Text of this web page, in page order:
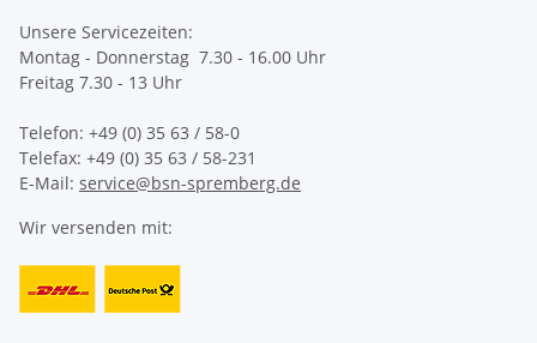
Unsere Servicezeiten:
Montag - Donnerstag 7.30 - 16.00 Uhr
Freitag 7.30 - 13 Uhr
Telefon: +49 (0) 35 63 / 58-0
Telefax: +49 (0) 35 63 / 58-231
E-Mail: service@bsn-spremberg.de
Wir versenden mit: